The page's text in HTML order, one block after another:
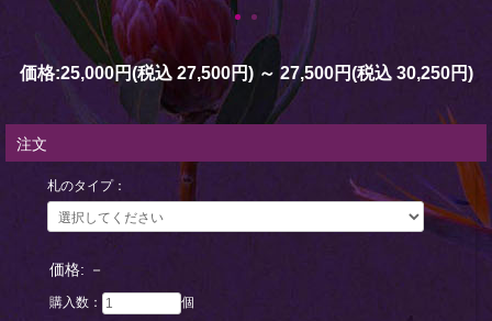
価格:25,000円(税込 27,500円) ～ 27,500円(税込 30,250円)
注文
札のタイプ：
価格: －
購入数： 個